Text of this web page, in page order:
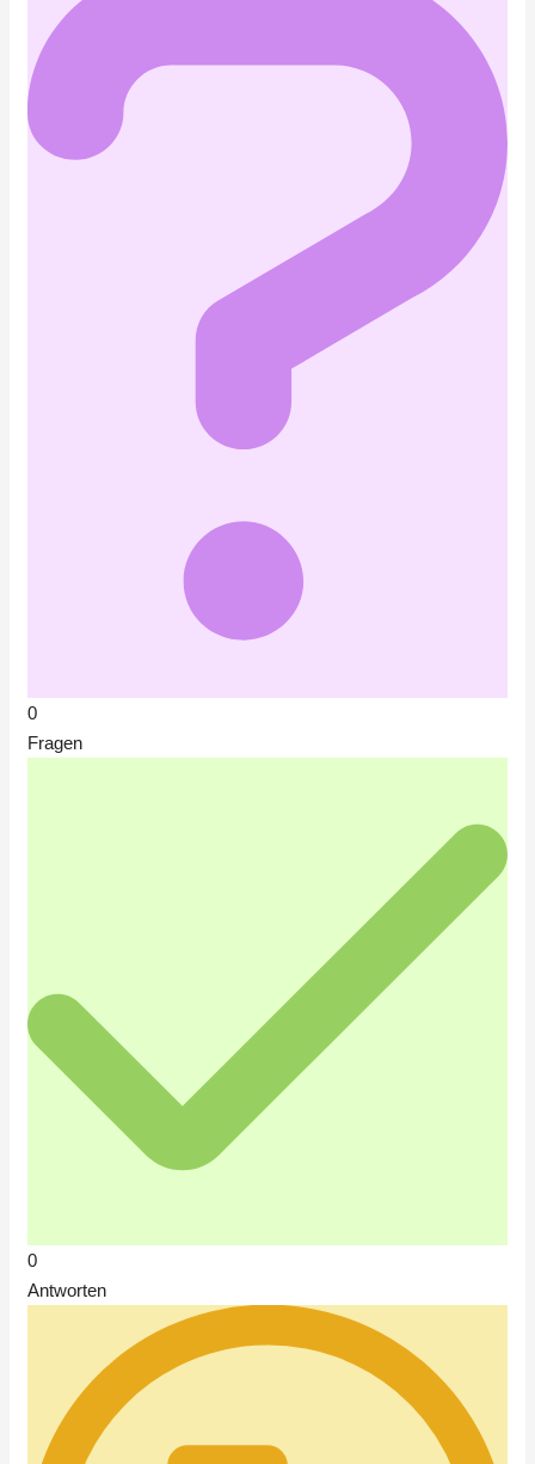
0
Fragen
0
Antworten